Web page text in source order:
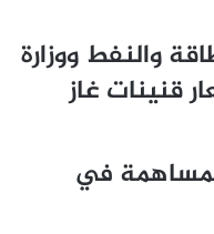
عن وزارة الطاقة والنفط ووزارة
تم تخفيض أسعار قنينات غاز
في